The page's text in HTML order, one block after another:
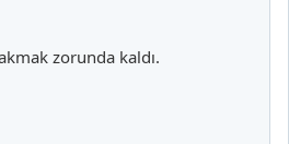
zorunda kaldı.